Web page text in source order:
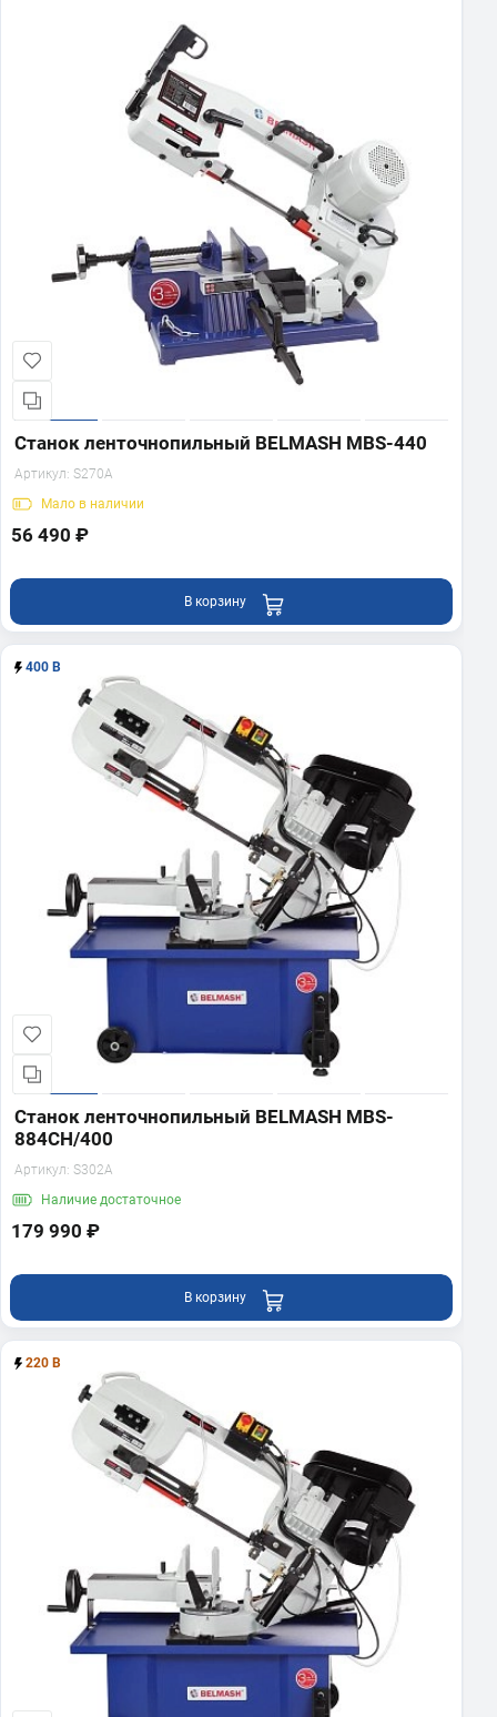
Станок ленточнопильный BELMASH MBS-440
Артикул: S270A
Мало в наличии
56 490 ₽
В корзину
400 В
Станок ленточнопильный BELMASH MBS-
884CH/400
Артикул: S302A
Наличие достаточное
179 990 ₽
В корзину
220 В